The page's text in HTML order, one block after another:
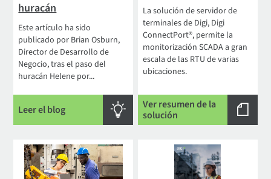
huracán
Este artículo ha sido
publicado por Brian Osburn,
Director de Desarrollo de
Negocio, tras el paso del
huracán Helene por...
Leer el blog
La solución de servidor de
terminales de Digi, Digi
ConnectPort®, permite la
monitorización SCADA a gran
escala de las RTU de varias
ubicaciones.
Ver resumen de la
solución